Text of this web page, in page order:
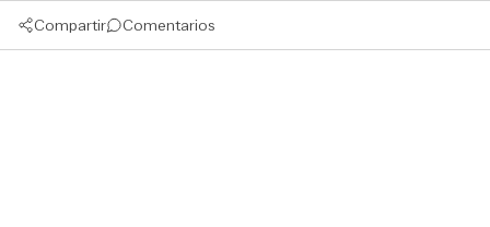
Compartir Comentarios